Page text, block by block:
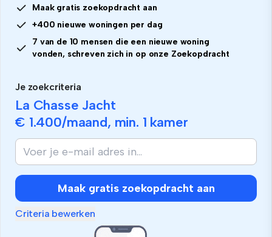
Maak gratis zoekopdracht aan
+400 nieuwe woningen per dag
7 van de 10 mensen die een nieuwe woning
vonden, schreven zich in op onze Zoekopdracht
Je zoekcriteria
La Chasse Jacht
€ 1.400/maand, min. 1 kamer
Maak gratis zoekopdracht aan
Criteria bewerken